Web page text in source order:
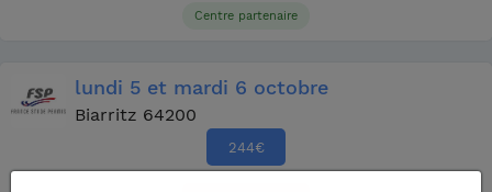
Centre partenaire
lundi 5 et mardi 6 octobre
Biarritz 64200
244€